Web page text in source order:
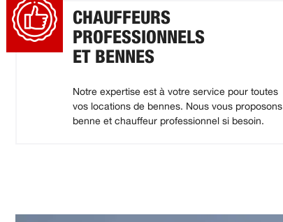
CHAUFFEURS
PROFESSIONNELS
ET BENNES
Notre expertise est à votre service pour toutes
vos locations de bennes. Nous vous proposons
benne et chauffeur professionnel si besoin.